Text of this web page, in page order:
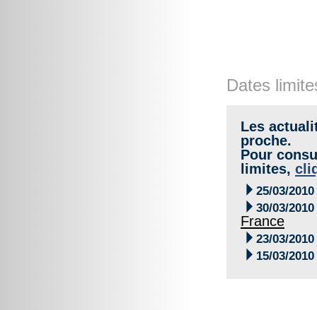
Dates
Les
proche.
Pour
limites,
 25/03/2010
 30/03/2010
France
 23/03/2010
 15/03/2010